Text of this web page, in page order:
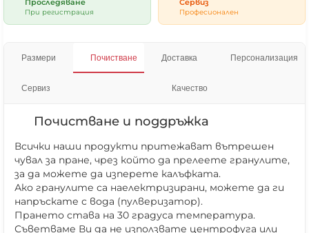
Проследяване
При регистрация
Сервиз
Професионален
Размери Почистване Доставка Персонализация
Сервиз Качество
Почистване и поддръжка
Всички наши продукти притежават вътрешен
чувал за пране, чрез който да прелеете гранулите,
за да можете да изперете калъфката.
Ако гранулите са наелектризирани, можете да ги
напръскате с вода (пулверизатор).
Прането става на 30 градуса температура.
Съветваме Ви да не използвате центрофуга или